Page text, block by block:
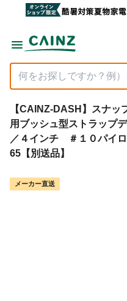
【CAINZ-DASH】スナッ
用ブッシュ型ストラップ
／４インチ ＃１０パイ
65【別送品】
メーカー直送